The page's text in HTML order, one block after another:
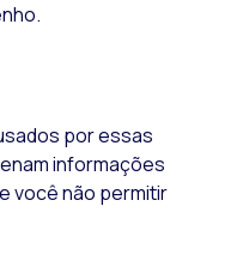
​​por essas
informações
você não permitir